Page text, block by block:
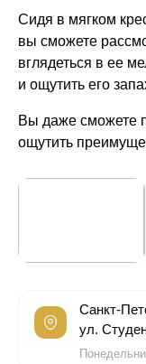
Сидя в мягком
вы сможете
вглядеться в ее
и ощутить его
Вы даже сможете
ощутить
Санкт-
ул.